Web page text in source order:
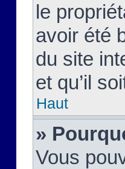
le
avoir été
du site
et qu’il
Haut
»
Vous